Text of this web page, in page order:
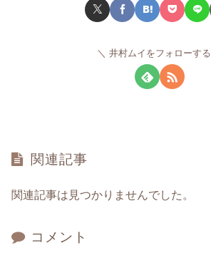
井村ムイをフォローする
関連記事
関連記事は見つかりませんでした。
コメント